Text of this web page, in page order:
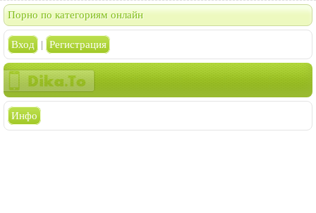
Порно по категориям онлайн
Вход | Регистрация
Инфо